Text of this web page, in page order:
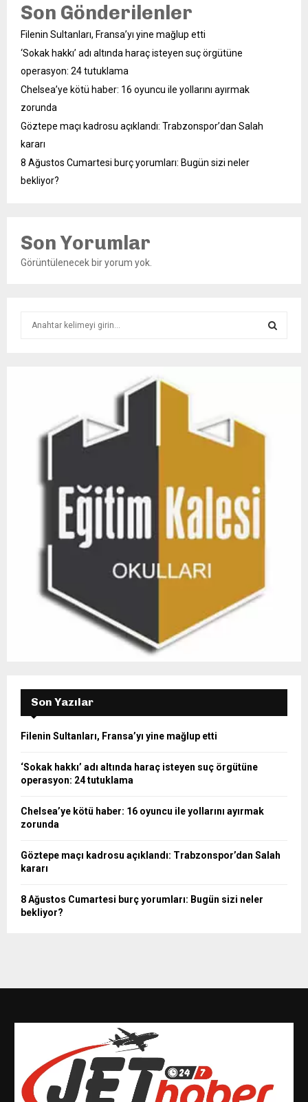
Son Gönderilenler
Filenin Sultanları, Fransa’yı yine mağlup etti
‘Sokak hakkı’ adı altında haraç isteyen suç örgütüne
operasyon: 24 tutuklama
Chelsea’ye kötü haber: 16 oyuncu ile yollarını ayırmak
zorunda
Göztepe maçı kadrosu açıklandı: Trabzonspor’dan Salah
kararı
8 Ağustos Cumartesi burç yorumları: Bugün sizi neler
bekliyor?
Son Yorumlar
Görüntülenecek bir yorum yok.
Son Yazılar
Filenin Sultanları, Fransa’yı yine mağlup etti
‘Sokak hakkı’ adı altında haraç isteyen suç örgütüne
operasyon: 24 tutuklama
Chelsea’ye kötü haber: 16 oyuncu ile yollarını ayırmak
zorunda
Göztepe maçı kadrosu açıklandı: Trabzonspor’dan Salah
kararı
8 Ağustos Cumartesi burç yorumları: Bugün sizi neler
bekliyor?